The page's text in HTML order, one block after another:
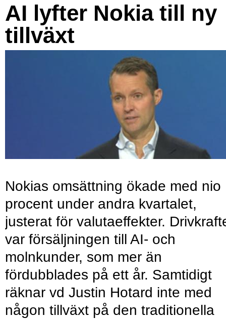
AI lyfter Nokia till ny
tillväxt
Nokias omsättning ökade med nio
procent under andra kvartalet,
justerat för valutaeffekter.
var försäljningen till AI- och
molnkunder, som mer än
fördubblades på ett år. Samtidigt
räknar vd Justin Hotard inte med
någon tillväxt på den traditionella